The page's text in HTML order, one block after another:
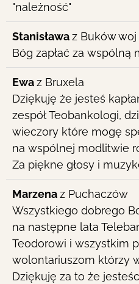
"należność"
Stanisławaz Buków
Bóg zapłać za
Ewaz Bruxela
Dziękuję że jesteś
zespół Teobankologi,
wieczory które mogę
na wspólnej modlitwie
Za piękne głosy i
Marzenaz Puchaczów
Wszystkiego dobrego
na następne lata
Teodorowi i wszystkim
wolontariuszom którzy
Dziękuję za to że